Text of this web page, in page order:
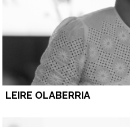
LEIRE OLABERRIA